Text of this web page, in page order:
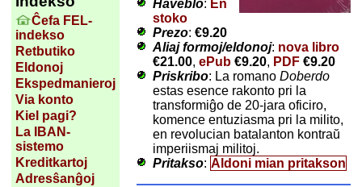
Ĉefa FEL-
indekso
Retbutiko
Eldonoj
Ekspedmanieroj
Via konto
Kiel pagi?
La IBAN-
sistemo
Kreditkartoj
Adresŝanĝoj
Haveblo: En
stoko
Prezo: €9.20
Aliaj formoj/eldonoj: nova libro
€21.00, ePub €9.20, PDF €9.20
Priskribo: La romano Doberdo
estas esence rakonto pri la
transformiĝo de 20-jara oficiro,
komence entuziasma pri la milito,
en revolucian batalanton kontraŭ
imperiismaj militoj.
Pritakso: Aldoni mian pritakson